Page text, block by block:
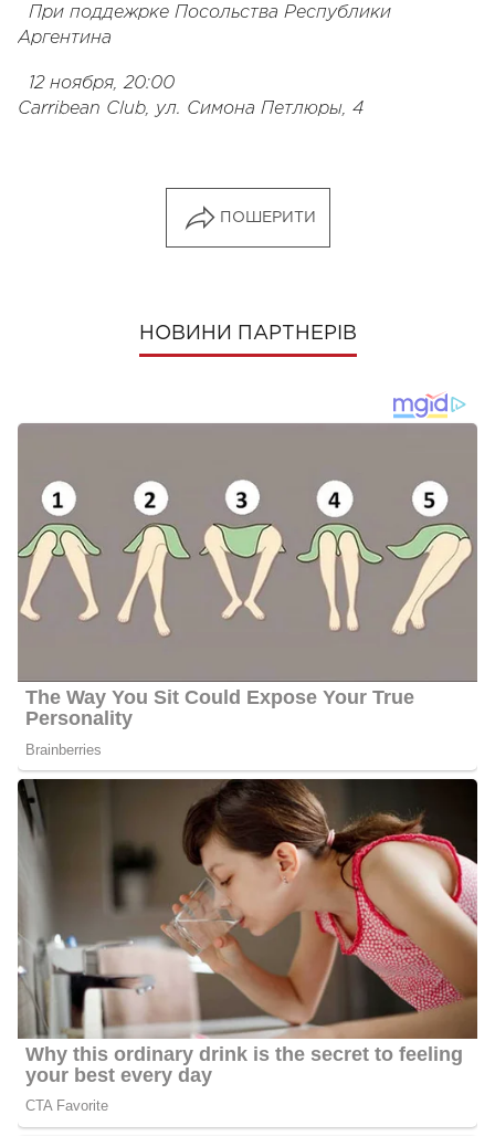
При поддежрке Посольства Республики
Аргентина
12 ноября, 20:00
Carribean Club, ул. Симона Петлюры, 4
ПОШЕРИТИ
НОВИНИ ПАРТНЕРІВ